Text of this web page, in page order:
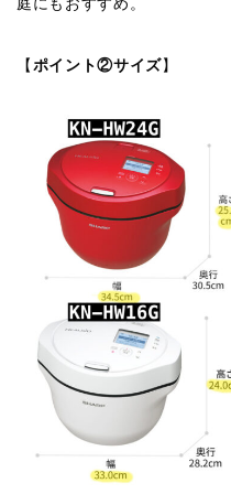
庭にもおすすめ。
【 ポイント②サイズ】